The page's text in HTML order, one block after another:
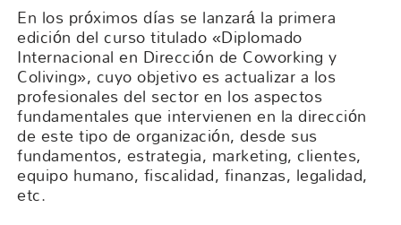
En los próximos días se lanzará la primera
edición del curso titulado «Diplomado
Internacional en Dirección de Coworking y
Coliving», cuyo objetivo es actualizar a los
profesionales del sector en los aspectos
fundamentales que intervienen en la dirección
de este tipo de organización, desde sus
fundamentos, estrategia, marketing, clientes,
equipo humano, fiscalidad, finanzas, legalidad,
etc.